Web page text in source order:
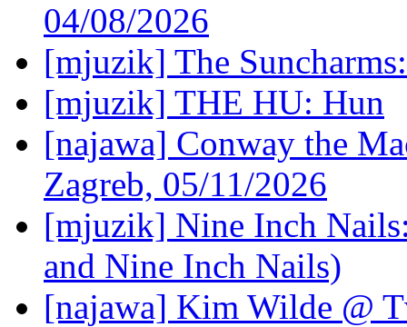
04/08/2026
[mjuzik] The
[mjuzik] THE HU: Hun
[najawa] Conway the
Zagreb, 05/11/2026
[mjuzik] Nine Inch
and Nine Inch Nails)
[najawa] Kim Wilde @